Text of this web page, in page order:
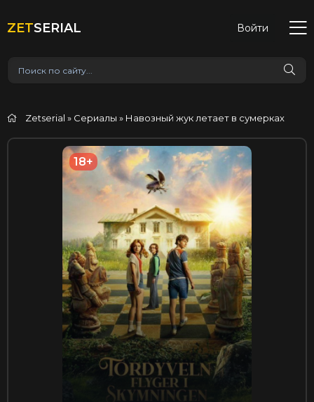
ZETSERIAL Войти
Zetserial » Сериалы » Навозный жук летает в сумерках
18+